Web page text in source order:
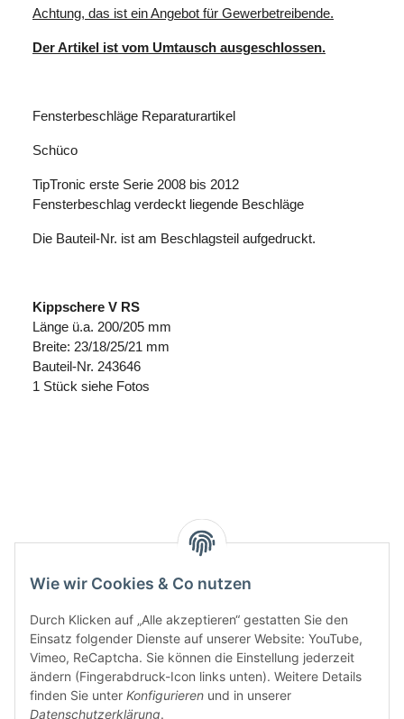
Wie wir Cookies & Co nutzen
Durch Klicken auf „Alle akzeptieren“ gestatten Sie den
Einsatz folgender Dienste auf unserer Website: YouTube,
Vimeo, ReCaptcha. Sie können die Einstellung jederzeit
ändern (Fingerabdruck-Icon links unten). Weitere Details
finden Sie unter Konfigurieren und in unserer
Datenschutzerklärung.
Achtung, das ist ein Angebot für Gewerbetreibende.
Der Artikel ist vom Umtausch ausgeschlossen.
Fensterbeschläge Reparaturartikel
Schüco
TipTronic erste Serie 2008 bis 2012
Fensterbeschlag verdeckt liegende Beschläge
Die Bauteil-Nr. ist am Beschlagsteil aufgedruckt.
Kippschere V RS
Länge ü.a. 200/205 mm
Breite: 23/18/25/21 mm
Bauteil-Nr. 243646
1 Stück siehe Fotos
Informationen